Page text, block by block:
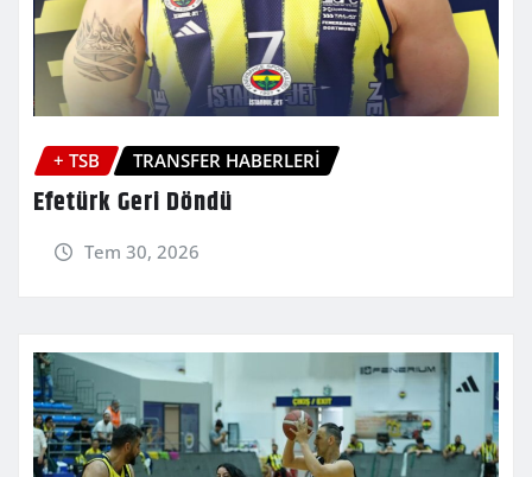
+ TSB TRANSFER HABERLERİ
Efetürk Geri Döndü
Tem 30, 2026